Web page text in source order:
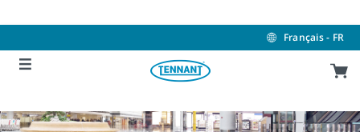
to
to
menu
Français - FR